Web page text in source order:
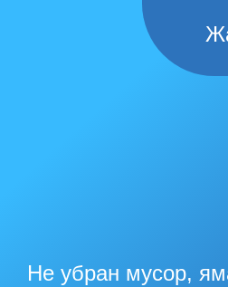
Не убран мусор,